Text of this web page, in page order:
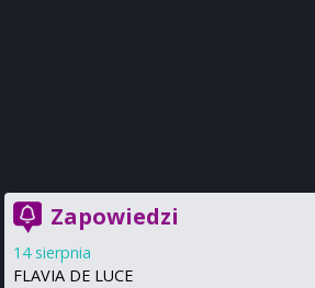
Zapowiedzi
14 sierpnia
FLAVIA DE LUCE